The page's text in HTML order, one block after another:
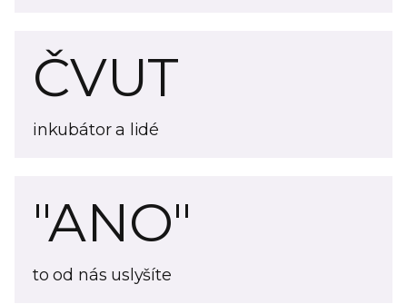
ČVUT
inkubátor a lidé
"ANO"
to od nás uslyšíte